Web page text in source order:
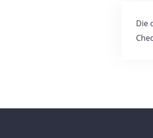
Die